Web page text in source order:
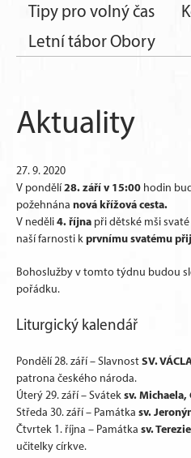
Tipy pro volný čas
Letní tábor Obory
Aktuality
27. 9. 2020
V pondělí28. září v 15:00 hodin
požehnána nová křížová cesta.
V neděli4. října při dětské mši
naší farnosti kprvnímu svatému
Bohoslužby v tomto týdnu budou
pořádku.
Liturgický kalendář
Pondělí 28. září – SlavnostSV.
patrona českého národa.
Úterý 29. září – Sváteksv. Michaela,
Středa 30. září – Památka sv.
Čtvrtek 1. října – Památka sv.
učitelky církve.